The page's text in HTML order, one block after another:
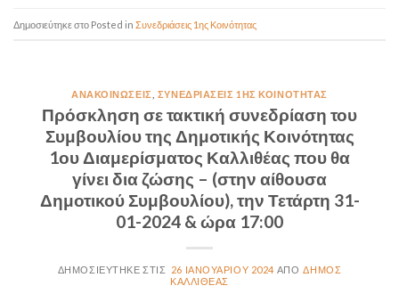
Posted in Συνεδριάσεις 1ης Κοινότητας
ΑΝΑΚΟΙΝΏΣΕΙΣ ΣΥΝΕΔΡΙΆΣΕΙΣ 1ΗΣ ΚΟΙΝΌΤΗΤΑΣ
Πρόσκληση σε τακτική συνεδρίαση του
Συμβουλίου της Δημοτικής Κοινότητας
1ου Διαμερίσματος Καλλιθέας που θα
γίνει δια ζώσης – (στην αίθουσα
Δημοτικού Συμβουλίου), την Τετάρτη 31-
01-2024 & ώρα 17:00
26 ΙΑΝΟΥΑΡΊΟΥ 2024
ΔΉΜΟΣ
ΚΑΛΛΙΘΈΑΣ